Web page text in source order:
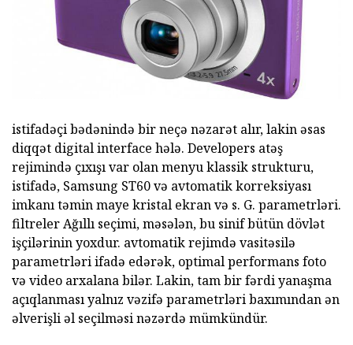
istifadəçi bədənində bir neçə nəzarət alır, lakin əsas
diqqət digital interface hələ. Developers atəş
rejimində çıxışı var olan menyu klassik strukturu,
istifadə, Samsung ST60 və avtomatik korreksiyası
imkanı təmin maye kristal ekran və s. G. parametrləri.
filtreler Ağıllı seçimi, məsələn, bu sinif bütün dövlət
işçilərinin yoxdur. avtomatik rejimdə vasitəsilə
parametrləri ifadə edərək, optimal performans foto
və video arxalana bilər. Lakin, tam bir fərdi yanaşma
açıqlanması yalnız vəzifə parametrləri baxımından ən
əlverişli əl seçilməsi nəzərdə mümkündür.